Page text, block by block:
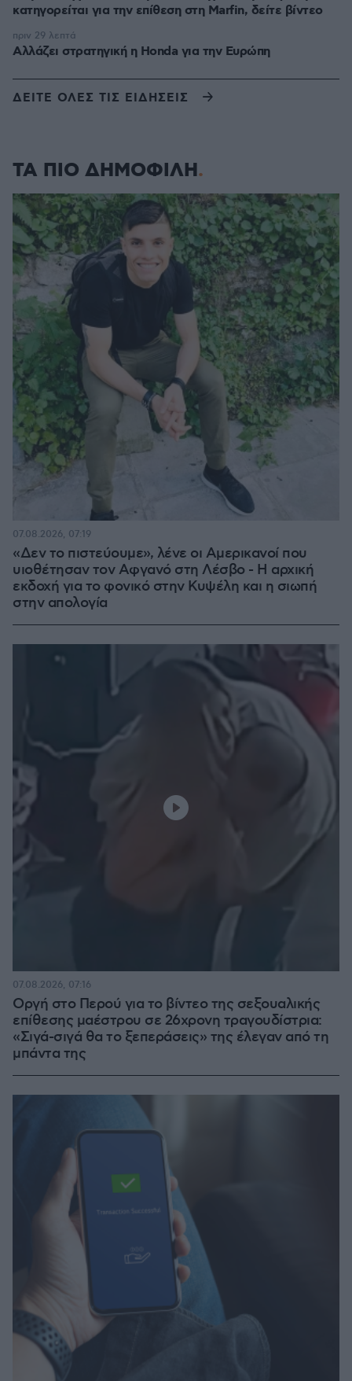
κατηγορείται για την επίθεση στη Marfin, δείτε βίντεο
Αλλάζει στρατηγική η Honda για την Ευρώπη
πριν 29 λεπτά
ΔΕΙΤΕ ΟΛΕΣ ΤΙΣ ΕΙΔΗΣΕΙΣ
ΤΑ ΠΙΟ ΔΗΜΟΦΙΛΗ
«Δεν το πιστεύουμε», λένε οι Αμερικανοί που
υιοθέτησαν τον Αφγανό στη Λέσβο - Η αρχική
εκδοχή για το φονικό στην Κυψέλη και η σιωπή
στην απολογία
07.08.2026, 07:19
Οργή στο Περού για το βίντεο της σεξουαλικής
επίθεσης μαέστρου σε 26χρονη τραγουδίστρια:
«Σιγά-σιγά θα το ξεπεράσεις» της έλεγαν από τη
μπάντα της
07.08.2026, 07:16